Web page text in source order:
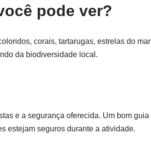
pode ver?
corais, tartarugas, estrelas do mar
da biodiversidade local.
e a segurança oferecida. Um bom guia
estejam seguros durante a atividade.